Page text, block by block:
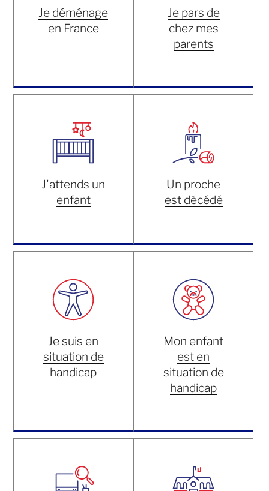
Je déménage
en France
Je pars de
chez mes
parents
J'attends un
enfant
Un proche
est décédé
Je suis en
situation de
handicap
Mon enfant
est en
situation de
handicap